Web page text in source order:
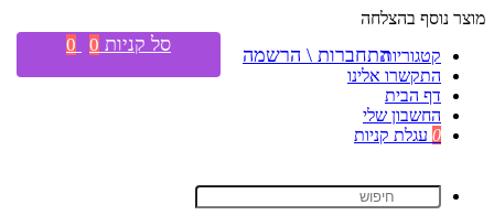
מוצר נוסף בהצלחה
קטגוריות
התקשרו אלינו
דף הבית
החשבון שלי
0 עגלת קניות
התחברות \ הרשמה סל קניות 0
0